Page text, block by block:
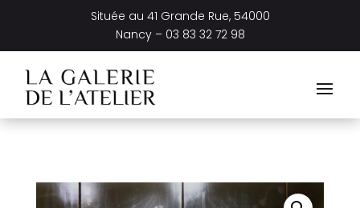
Située au 41 Grande Rue, 54000
Nancy – 03 83 32 72 98